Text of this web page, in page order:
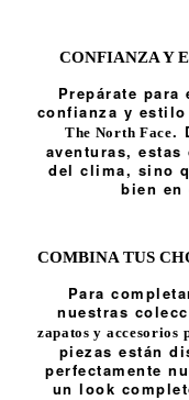
CONFIANZA Y
Prepárate
confianza y
The North Face.
aventuras,
del clima, sino
bien en
COMBINA TUS
Para
nuestras
zapatos y accesorios
piezas están
perfectamente
un look